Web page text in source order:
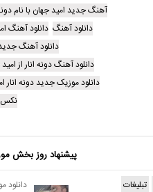
آهنگ جدید امید جهان با نام
دانلود آهنگ دانلود آهنگ
دانلود آهنگ
دانلود آهنگ دونه انار از
دانلود موزیک جدید دونه انار
نکس
تبلیغات
پیشنهاد روز بخش